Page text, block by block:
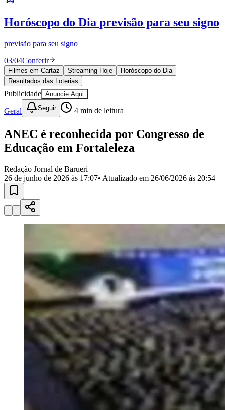
Para Sua Empresa
Anuncie no Portal
Cadastrar Empresa
Divulgar Vagas
Publicidade Legal
Política
Eleições
Esportes
Saúde
Segurança
Cultura
Meio Ambiente
Obras
Educação
Bairros de Barueri
Selecione sua regiãoPara notícias da sua região
AldeiaAldeia da Serra
Belval
Jardim dos CamargosJardim
EsperançaJardim GrazielaJardim IracemaJardim ItaquitiJardim
Jardim LíbanoJardim Maria Cristina Jardim Maria HelenaJardim
MutingaJardim Paraíso Jardim Paulista
Jardim São
Jardim São PedroJardim São Silvestre Jardim SilveiraJardim
Jardim Tupanci MutingaNova AldeinhaOsascoParque dos
CamargosParque Imperial Parque Santa Luzia Parque VianaPirapora
do Bom JesusRecanto PhrynéaSantana de
ParnaíbaSilveira TamboréVale do Sol Vila Barros
Vila
do Conde
Vila Engenho NovoVila Márcia
Vila Nossa Sra. da
Vila PortoVotupoca
Para Sua Empresa
Anuncie no Portal
Guia de Empresas
Divulgar VagasNovo
Horóscopo do Dia previsão para seu signo
previsão para seu signo
03/04Conferir
Filmes em Cartaz Streaming Hoje
Horóscopo do Dia
Resultados das Loterias
Publicidade Anuncie Aqui
Geral Seguir 4 min de leitura
ANEC é reconhecida por Congresso de
Educação em Fortaleleza
Redação Jornal de Barueri
26 de junho de 2026 às 17:07• Atualizado em 26/06/2026 às 20:54